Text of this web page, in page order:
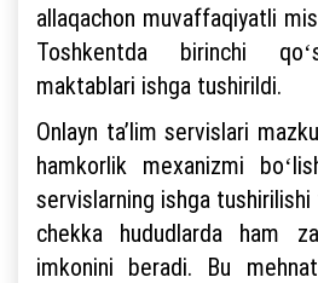
allaqachon muvaffaqiyatli
Toshkentda birinchi
maktablari ishga tushirildi.
Onlayn taʼlim servislari
hamkorlik mexanizmi
servislarning ishga
chekka hududlarda ham
imkonini beradi. Bu